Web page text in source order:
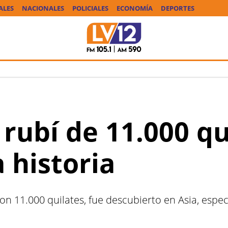
NACIONALES POLICIALES ECONOMÍA DEPORTES
de 11.000
historia
11.000 quilates, fue descubierto en Asia,